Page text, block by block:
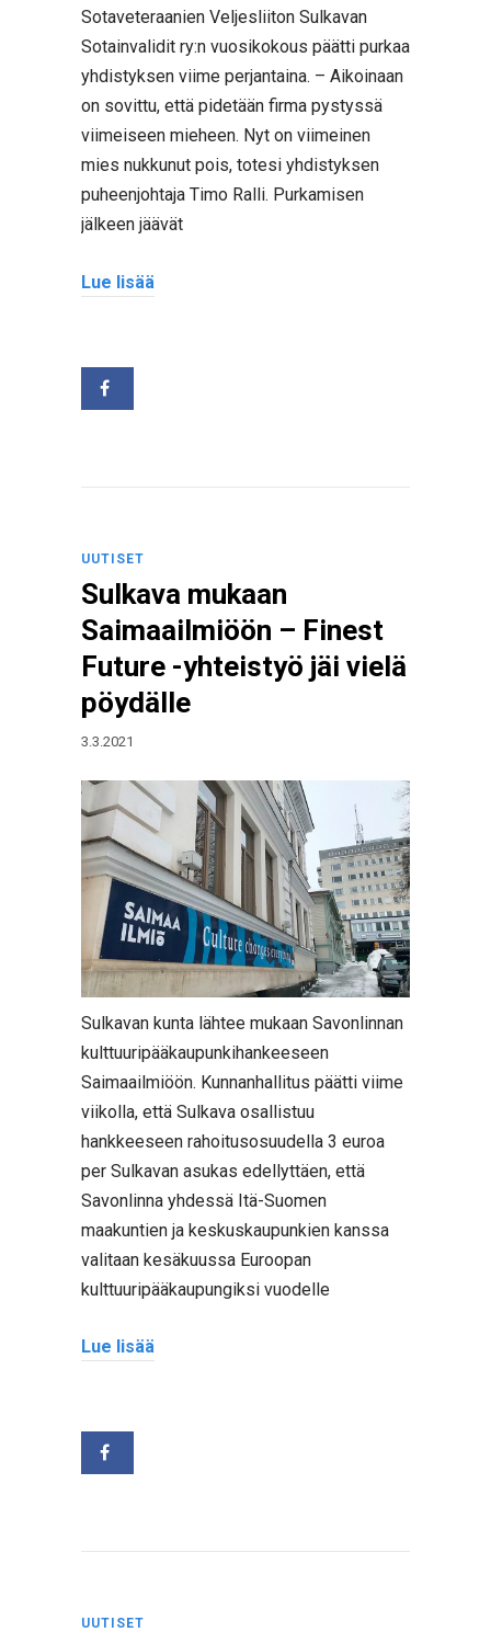
Sotaveteraanien Veljesliiton Sulkavan
Sotainvalidit ry:n vuosikokous päätti purkaa
yhdistyksen viime perjantaina. – Aikoinaan
on sovittu, että pidetään firma pystyssä
viimeiseen mieheen. Nyt on viimeinen
mies nukkunut pois, totesi yhdistyksen
puheenjohtaja Timo Ralli. Purkamisen
jälkeen jäävät
Lue lisää
UUTISET
Sulkava mukaan
Saimaailmiöön – Finest
Future -yhteistyö jäi vielä
pöydälle
3.3.2021
Sulkavan kunta lähtee mukaan Savonlinnan
kulttuuripääkaupunkihankeeseen
Saimaailmiöön. Kunnanhallitus päätti viime
viikolla, että Sulkava osallistuu
hankkeeseen rahoitusosuudella 3 euroa
per Sulkavan asukas edellyttäen, että
Savonlinna yhdessä Itä-Suomen
maakuntien ja keskuskaupunkien kanssa
valitaan kesäkuussa Euroopan
kulttuuripääkaupungiksi vuodelle
Lue lisää
UUTISET